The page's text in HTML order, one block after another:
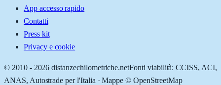
App accesso rapido
Contatti
Press kit
Privacy e cookie
© 2010 - 2026 distanzechilometriche.netFonti viabilità: CCISS, ACI,
ANAS, Autostrade per l'Italia · Mappe © OpenStreetMap